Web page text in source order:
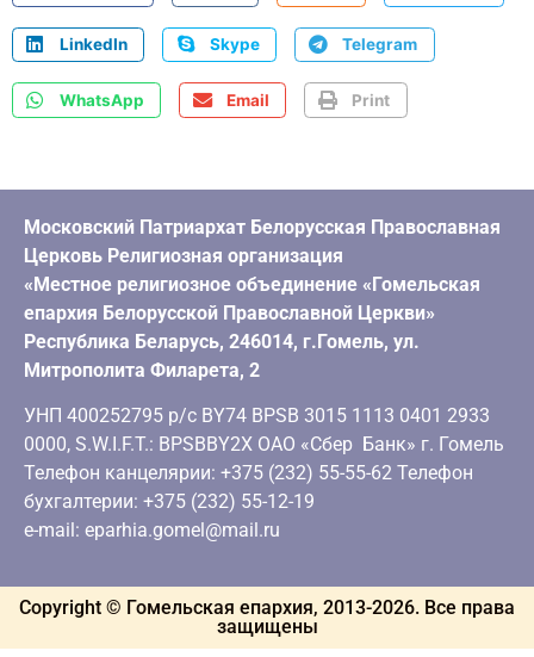
LinkedIn Skype Telegram
WhatsApp Email Print
Московский Патриархат Белорусская Православная
Церковь Религиозная организация
«Местное религиозное объединение «Гомельская
епархия Белорусской Православной Церкви»
Республика Беларусь, 246014, г.Гомель, ул.
Митрополита Филарета, 2
УНП 400252795 р/с BY74 BPSB 3015 1113 0401 2933
0000, S.W.I.F.T.: BPSBBY2X ОАО «Сбер Банк» г. Гомель
Телефон канцелярии: +375 (232) 55-55-62 Телефон
бухгалтерии: +375 (232) 55-12-19
e-mail: eparhia.gomel@mail.ru
Copyright © Гомельская епархия, 2013-2026. Все права
защищены